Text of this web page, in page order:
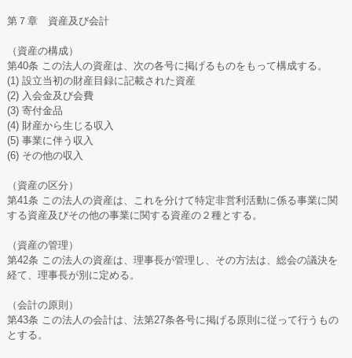
第７章 資産及び会計
（資産の構成）
第40条 この法人の資産は、次の各号に掲げるものをもって構成する。
(1) 設立当初の財産目録に記載された資産
(2) 入会金及び会費
(3) 寄付金品
(4) 財産から生じる収入
(5) 事業に伴う収入
(6) その他の収入
（資産の区分）
第41条 この法人の資産は、これを分けて特定非営利活動に係る事業に関
する資産及びその他の事業に関する資産の２種とする。
（資産の管理）
第42条 この法人の資産は、理事長が管理し、その方法は、総会の議決を
経て、理事長が別に定める。
（会計の原則）
第43条 この法人の会計は、法第27条各号に掲げる原則に従って行うもの
とする。